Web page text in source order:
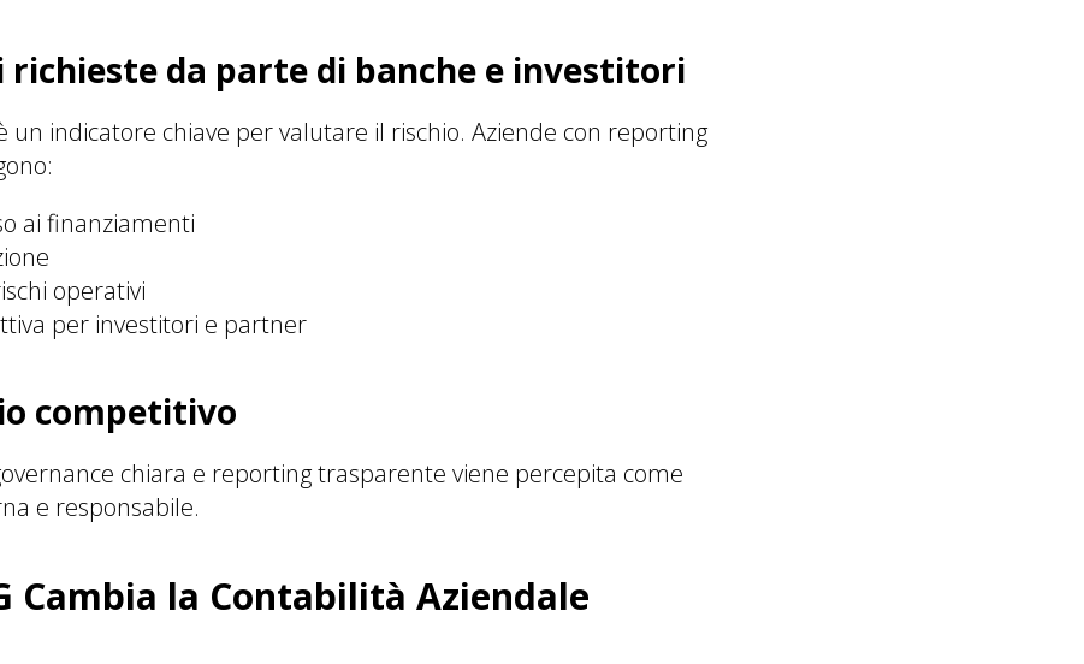
richieste da parte di banche e investitori
un indicatore chiave per valutare il rischio. Aziende con reporting
ai finanziamenti
operativi
per investitori e partner
competitivo
chiara e reporting trasparente viene percepita come
e responsabile.
Cambia la Contabilità Aziendale